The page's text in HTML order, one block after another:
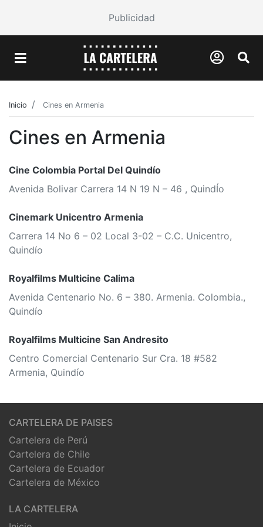
Publicidad
Inicio Cines en Armenia
Cines en Armenia
Cine Colombia Portal Del Quindío
Avenida Bolivar Carrera 14 N 19 N – 46 , QuindÍo
Cinemark Unicentro Armenia
Carrera 14 No 6 – 02 Local 3-02 – C.C. Unicentro,
Quindío
Royalfilms Multicine Calima
Avenida Centenario No. 6 – 380. Armenia. Colombia.,
Quindío
Royalfilms Multicine San Andresito
Centro Comercial Centenario Sur Cra. 18 #582
Armenia, Quindío
CARTELERA DE PAISES
Cartelera de Perú
Cartelera de Chile
Cartelera de Ecuador
Cartelera de México
LA CARTELERA